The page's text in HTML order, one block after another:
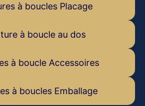
à boucles Placage
à boucle au dos
à boucle Accessoires
à boucles Emballage